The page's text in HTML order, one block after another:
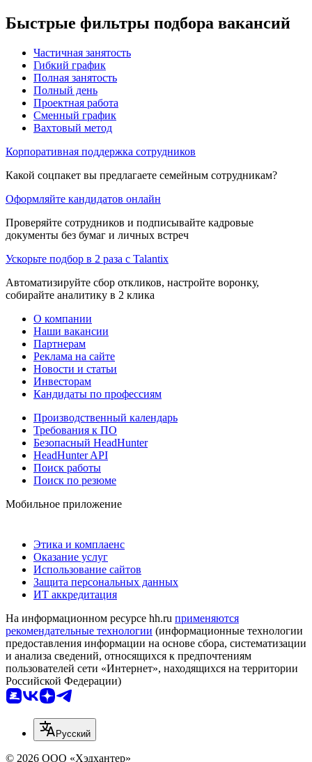
Быстрые фильтры подбора вакансий
Частичная занятость
Гибкий график
Полная занятость
Полный день
Проектная работа
Сменный график
Вахтовый метод
Корпоративная поддержка сотрудников
Какой соцпакет вы предлагаете семейным сотрудникам?
Оформляйте кандидатов онлайн
Проверяйте сотрудников и подписывайте кадровые
документы без бумаг и личных встреч
Ускорьте подбор в 2 раза с Talantix
Автоматизируйте сбор откликов, настройте воронку,
собирайте аналитику в 2 клика
О компании
Наши вакансии
Партнерам
Реклама на сайте
Новости и статьи
Инвесторам
Кандидаты по профессиям
Производственный календарь
Требования к ПО
Безопасный HeadHunter
HeadHunter API
Поиск работы
Поиск по резюме
Мобильное приложение
Этика и комплаенс
Оказание услуг
Использование сайтов
Защита персональных данных
ИТ аккредитация
На информационном ресурсе hh.ru применяются
рекомендательные технологии (информационные технологии
предоставления информации на основе сбора, систематизации
и анализа сведений, относящихся к предпочтениям
пользователей сети «Интернет», находящихся на территории
Российской Федерации)
Русский
© 2026 ООО «Хэдхантер»